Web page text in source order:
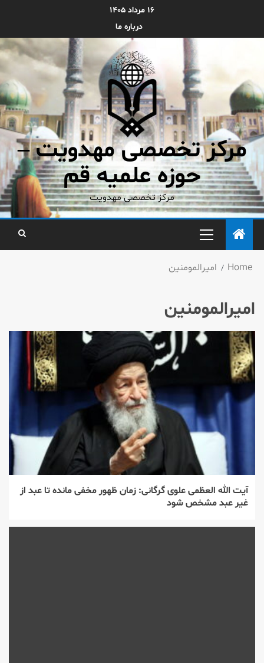
۱۶ مرداد ۱۴۰۵
درباره ما
مرکز تخصصی مهدویت –
حوزه علمیه قم
مرکز تخصصی مهدویت
Home امیرالمومنین
امیرالمومنین
آیت الله العظمی علوی گرگانی: زمان ظهور مخفی مانده تا عبد از
غیر عبد مشخص شود